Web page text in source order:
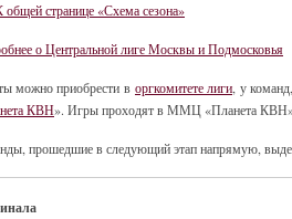
странице «Схема сезона»
о Центральной лиге Москвы и Подмосковья
можно приобрести в оргкомитете лиги , у команд,
КВН». Игры проходят в ММЦ «Планета
прошедшие в следующий этап напрямую,